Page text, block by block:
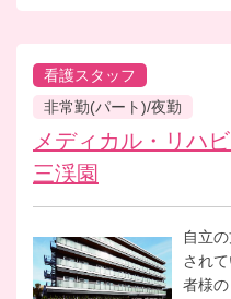
看護スタッフ
非常勤(パート)/夜勤
メディカル・リハ
三渓園
自立
され
者様